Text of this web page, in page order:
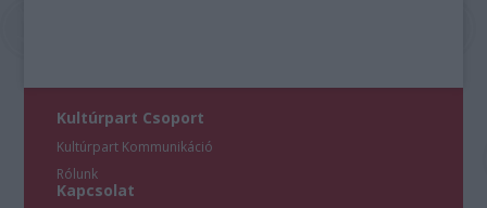
Kultúrpart Csoport
Kultúrpart Kommunikáció
Rólunk
Kapcsolat